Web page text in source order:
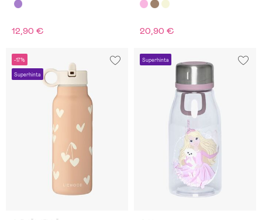
12,90 € 20,90 €
-17%
Superhinta
Superhinta